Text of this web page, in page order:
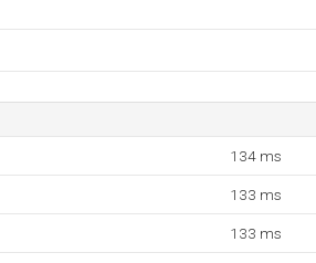
134 ms
133 ms
133 ms